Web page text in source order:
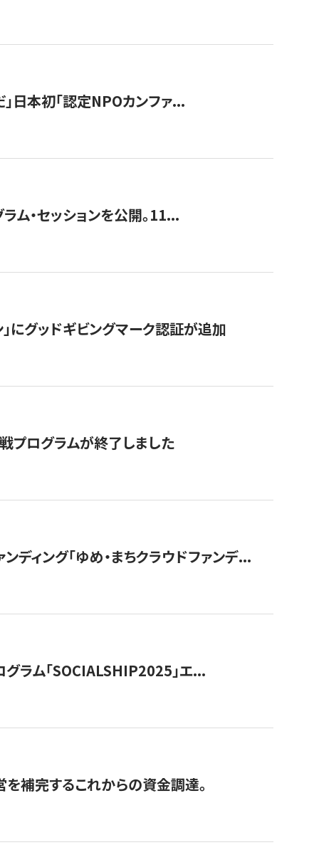
日本初「認定NPOカンファ...
ム・セッションを公開。11...
にグッドギビングマーク認証が追加
プログラムが終了しました
ディング「ゆめ・まちクラウドファンデ...
ラム「SOCIALSHIP2025」エ...
補完するこれからの資金調達。